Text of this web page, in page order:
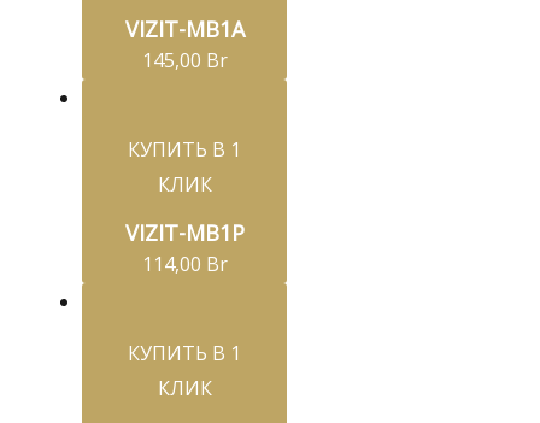
VIZIT-MB1A
145,00 Br
КУПИТЬ В 1
КЛИК
VIZIT-MB1P
114,00 Br
КУПИТЬ В 1
КЛИК